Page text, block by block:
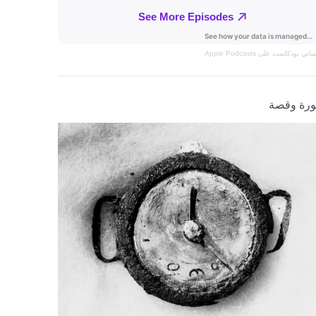
بودكاست على Apple Podcasts
وقصة